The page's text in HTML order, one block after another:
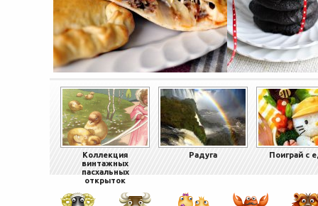
Коллекция
винтажных
пасхальных
открыток
Радуга Поиграй с